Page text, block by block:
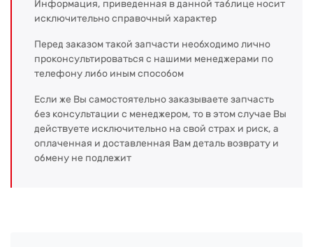
Информация, приведенная в данной таблице носит
исключительно справочный характер
Перед заказом такой запчасти необходимо лично
проконсультироваться с нашими менеджерами по
телефону либо иным способом
Если же Вы самостоятельно заказываете запчасть
без консультации с менеджером, то в этом случае Вы
действуете исключительно на свой страх и риск, а
оплаченная и доставленная Вам деталь возврату и
обмену не подлежит